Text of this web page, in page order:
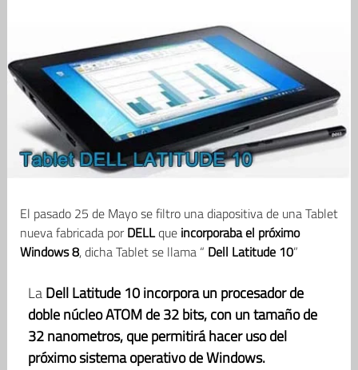
El pasado 25 de Mayo se filtro una diapositiva de una Tablet
nueva fabricada porDELLque incorporaba el próximo
Windows 8, dicha Tablet se llama “ Dell Latitude 10”
LaDell Latitude 10 incorpora un procesador de
doble núcleo ATOM de 32 bits, con un tamaño de
32 nanometros, que permitirá hacer uso del
próximo sistema operativo de Windows.